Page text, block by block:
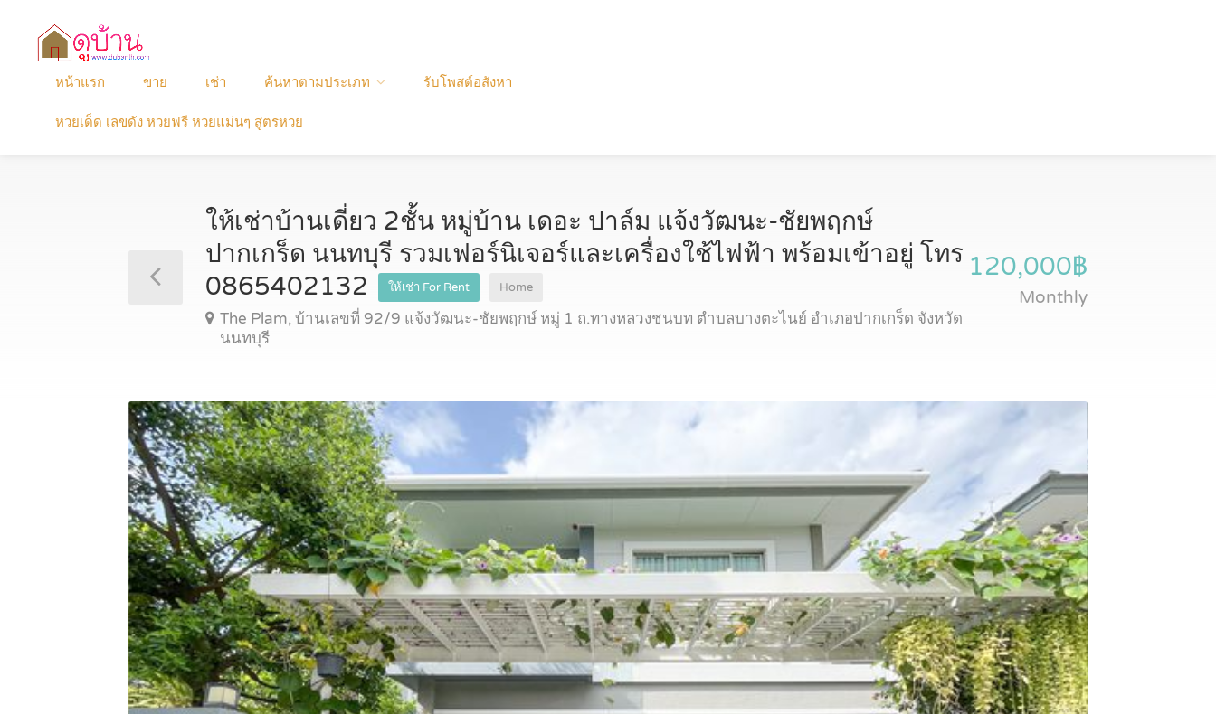
หน้าแรก ขาย เช่า ค้นหาตามประเภท รับโพสต์อสังหา
หวยเด็ด เลขดัง หวยฟรี หวยแม่นๆ สูตรหวย
ให้เช่าบ้านเดี่ยว 2ชั้น หมู่บ้าน เดอะ ปาล์ม แจ้งวัฒนะ-ชัยพฤกษ์
ปากเกร็ด นนทบุรี รวมเฟอร์นิเจอร์และเครื่องใช้ไฟฟ้า พร้อมเข้าอยู่ โทร
0865402132
ให้เช่า For Rent Home
The Plam, บ้านเลขที่ 92/9 แจ้งวัฒนะ-ชัยพฤกษ์ หมู่ 1 ถ.ทางหลวงชนบท ตำบลบางตะไนย์ อำเภอปากเกร็ด จังหวัด
นนทบุรี
120,000฿
Monthly